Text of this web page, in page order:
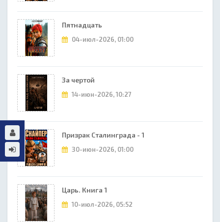
Пятнадцать
04-июл-2026, 01:00
За чертой
14-июн-2026, 10:27
Призрак Сталинграда - 1
30-июн-2026, 01:00
Царь. Книга 1
10-июл-2026, 05:52